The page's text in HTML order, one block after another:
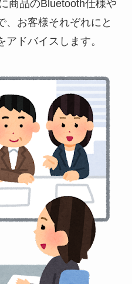
商品のBluetooth仕様や
、お客様それぞれにと
ドバイスします。